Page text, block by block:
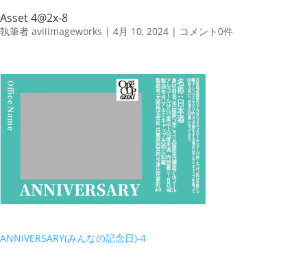
Asset 4@2x-8
執筆者 aviiimageworks | 4月 10, 2024 | コメント0件
ANNIVERSARY(みんなの記念日)-4